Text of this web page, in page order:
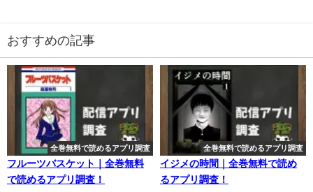
おすすめの記事
全巻無料で読めるアプリ調査
フルーツバスケット｜全巻無料
で読めるアプリ調査！
全巻無料で読めるアプリ調査
イジメの時間｜全巻無料で読め
るアプリ調査！